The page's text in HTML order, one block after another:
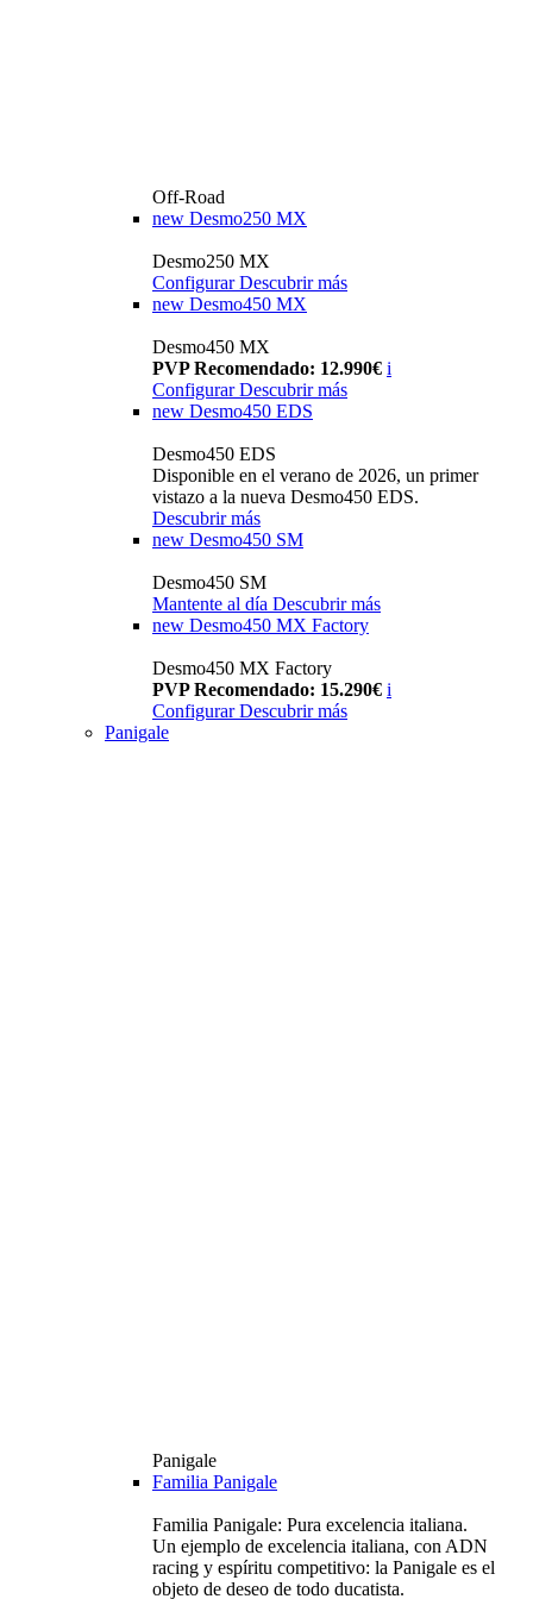
Off-Road
new Desmo250 MX
Desmo250 MX
Configurar Descubrir más
new Desmo450 MX
Desmo450 MX
PVP Recomendado: 12.990€ i
Configurar Descubrir más
new Desmo450 EDS
Desmo450 EDS
Disponible en el verano de 2026, un primer
vistazo a la nueva Desmo450 EDS.
Descubrir más
new Desmo450 SM
Desmo450 SM
Mantente al día Descubrir más
new Desmo450 MX Factory
Desmo450 MX Factory
PVP Recomendado: 15.290€ i
Configurar Descubrir más
Panigale
Panigale
Familia Panigale
Familia Panigale: Pura excelencia italiana.
Un ejemplo de excelencia italiana, con ADN
racing y espíritu competitivo: la Panigale es el
objeto de deseo de todo ducatista.